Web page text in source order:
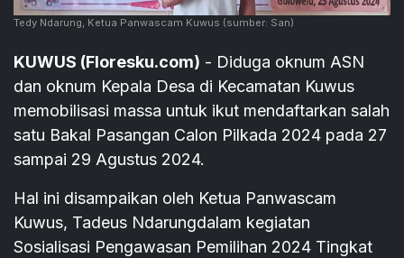
Tedy Ndarung, Ketua Panwascam Kuwus (sumber: San)
KUWUS (Floresku.com) - Diduga oknum ASN
dan oknum Kepala Desa di Kecamatan Kuwus
memobilisasi massa untuk ikut mendaftarkan salah
satu Bakal Pasangan Calon Pilkada 2024 pada 27
sampai 29 Agustus 2024.
Hal ini disampaikan oleh Ketua Panwascam
Kuwus, Tadeus Ndarungdalam kegiatan
Sosialisasi Pengawasan Pemilihan 2024 Tingkat